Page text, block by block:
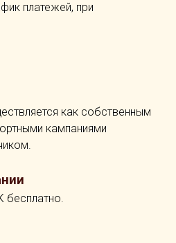
платежей, при
как собственным
кампаниями
бесплатно.